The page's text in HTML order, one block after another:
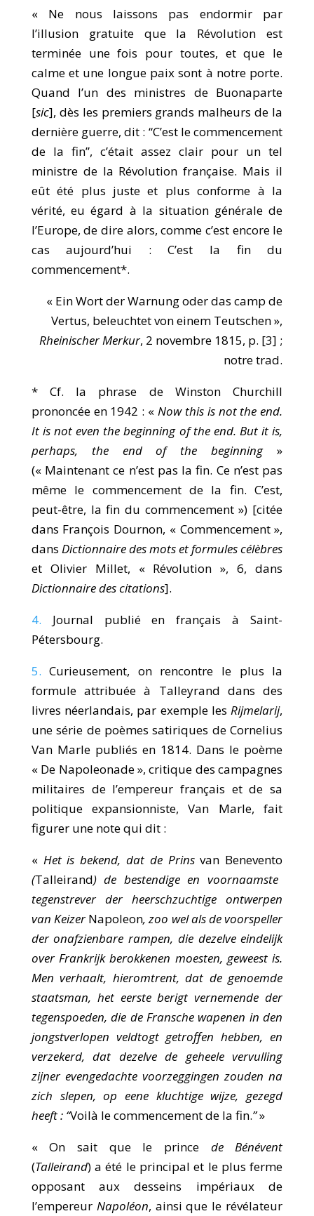
« Ne nous laissons pas endormir par
l’illusion gratuite que la Révolution est
terminée une fois pour toutes, et que le
calme et une longue paix sont à notre porte.
Quand l’un des ministres de Buonaparte
[sic], dès les premiers grands malheurs de la
dernière guerre, dit : “C’est le commencement
de la fin”, c’était assez clair pour un tel
ministre de la Révolution française. Mais il
eût été plus juste et plus conforme à la
vérité, eu égard à la situation générale de
l’Europe, de dire alors, comme c’est encore le
cas aujourd’hui : C’est la fin du
commencement*.
« Ein Wort der Warnung oder das camp de
Vertus, beleuchtet von einem Teutschen »,
Rheinischer Merkur, 2 novembre 1815, p. [3] ;
notre trad.
* Cf. la phrase de Winston Churchill
prononcée en 1942 : « Now this is not the end.
It is not even the beginning of the end. But it is,
perhaps, the end of the beginning»
(« Maintenant ce n’est pas la fin. Ce n’est pas
même le commencement de la fin. C’est,
peut-être, la fin du commencement ») [citée
dans François Dournon, « Commencement »,
dans Dictionnaire des mots et formules célèbres
et Olivier Millet, « Révolution », 6, dans
Dictionnaire des citations].
4. Journal publié en français à Saint-
Pétersbourg.
5. Curieusement, on rencontre le plus la
formule attribuée à Talleyrand dans des
livres néerlandais, par exemple lesRijmelarij,
une série de poèmes satiriques de Cornelius
Van Marle publiés en 1814. Dans le poème
« De Napoleonade », critique des campagnes
militaires de l’empereur français et de sa
politique expansionniste, Van Marle, fait
figurer une note qui dit :
« Het is bekend, dat de Prinsvan Benevento
(Talleirand) de bestendige en voornaamste
tegenstrever der heerschzuchtige ontwerpen
van KeizerNapoleon, zoo wel als de voorspeller
der onafzienbare rampen, die dezelve eindelijk
over Frankrijk berokkenen moesten, geweest is.
Men verhaalt, hieromtrent, dat de genoemde
staatsman, het eerste berigt vernemende der
tegenspoeden, die de Fransche wapenen in den
jongstverlopen veldtogt getroffen hebben, en
verzekerd, dat dezelve de geheele vervulling
zijner evengedachte voorzeggingen zouden na
zich slepen, op eene kluchtige wijze, gezegd
heeft : “Voilà le commencement de la fin.”»
« On sait que le prince de Bénévent
(Talleirand) a été le principal et le plus ferme
opposant aux desseins impériaux de
l’empereur Napoléon, ainsi que le révélateur